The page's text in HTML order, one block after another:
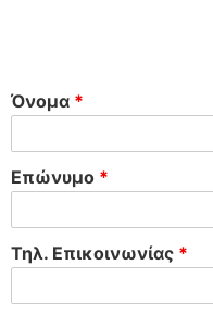
Όνομα *
Επώνυμο *
Τηλ. Επικοινωνίας *